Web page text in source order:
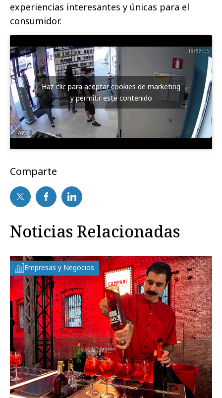
experiencias interesantes y únicas para el
consumidor.
Haz clic para aceptar cookies de marketing
y permitir este contenido
Comparte
Noticias Relacionadas
Empresas y Negocios